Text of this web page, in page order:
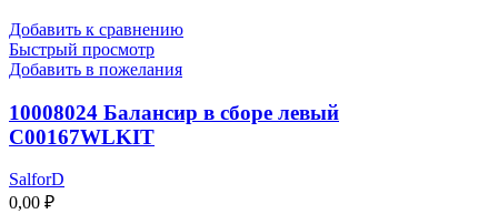
Добавить к сравнению
Быстрый просмотр
Добавить в пожелания
10008024 Балансир в сборе левый
C00167WLKIT
SalforD
0,00 ₽